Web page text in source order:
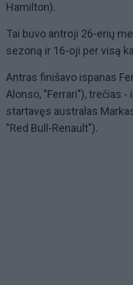
Hamilton).
Tai buvo antroji 26-erių
sezoną ir 16-oji per visą
Antras finišavo ispanas
Alonso, "Ferrari"), trečias
startavęs australas
"Red Bull-Renault").